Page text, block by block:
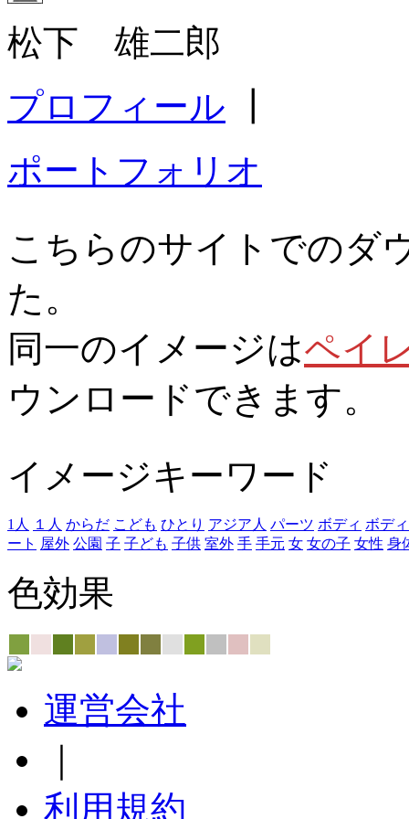
松下 雄二郎
プロフィール
ポートフォリオ
こちらのサイトでのダ
た。
同一のイメージはペイ
ウンロードできます。
イメージキーワード
1人 １人 からだ こども ひとり アジア人 パーツ ボディ ボデ
ート 屋外 公園 子 子ども 子供 室外 手 手元 女 女の子 女性 身
色効果
運営会社
利用規約